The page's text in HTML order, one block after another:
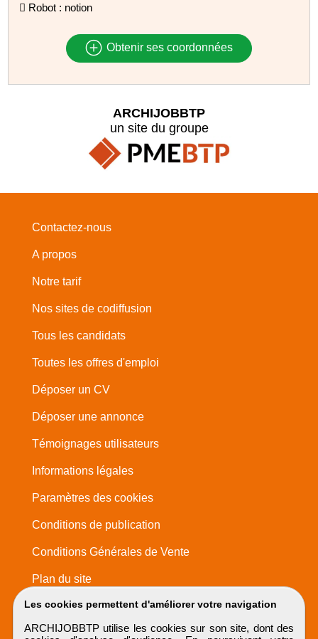
 Robot : notion
Obtenir ses coordonnées
Les cookies permettent d'améliorer votre navigation
ARCHIJOBBTP utilise les cookies sur son site, dont des
ARCHIJOBBTP
un site du groupe
Contactez-nous
A propos
Notre tarif
Nos sites de codiffusion
Tous les candidats
Toutes les offres d'emploi
Déposer un CV
Déposer une annonce
Témoignages utilisateurs
Informations légales
Paramètres des cookies
Conditions de publication
Conditions Générales de Vente
Plan du site